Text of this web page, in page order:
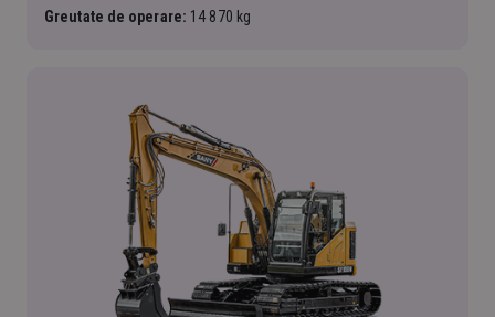
Greutate de operare: 14 870 kg